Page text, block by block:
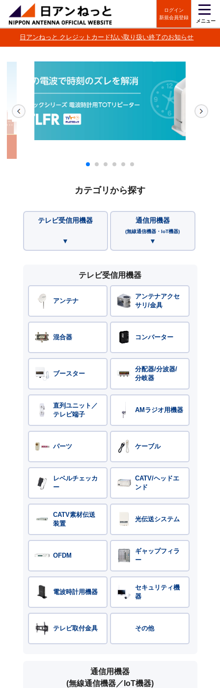
ログイン
新規会員登録
メニュー
日アンねっと クレジットカード払い取り扱い終了のお知らせ
カテゴリから探す
テレビ受信用機器 通信用機器
(無線通信機器・IoT機器)
テレビ受信用機器
アンテナ
アンテナアクセ
サリ/金具
混合器 コンバーター
ブースター
分配器/分波器/
分岐器
直列ユニット／
テレビ端子
AMラジオ用機器
パーツ ケーブル
レベルチェッカ
ー
CATV/ヘッドエ
ンド
CATV素材伝送
装置
光伝送システム
OFDM
ギャップフィラ
ー
電波時計用機器
セキュリティ機
器
テレビ取付金具 その他
通信用機器
(無線通信機器／IoT機器)